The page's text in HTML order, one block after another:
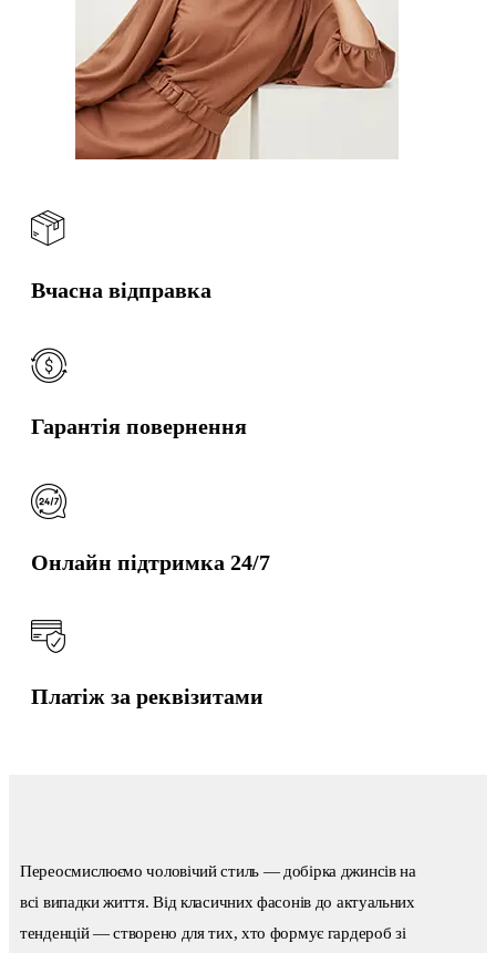
Вчасна відправка
Гарантія повернення
Онлайн підтримка 24/7
Платіж за реквізитами
Переосмислюємо чоловічий стиль — добірка джинсів на
всі випадки життя. Від класичних фасонів до актуальних
тенденцій — створено для тих, хто формує гардероб зі